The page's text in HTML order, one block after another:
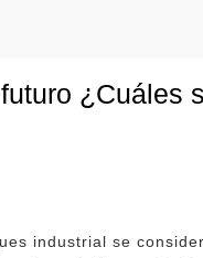
¿Cuáles
industrial se